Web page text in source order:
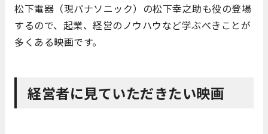
松下電器（現パナソニック）の松下幸之助も役の登場
するので、起業、経営のノウハウなど学ぶべきことが
多くある映画です。
経営者に見ていただきたい映画